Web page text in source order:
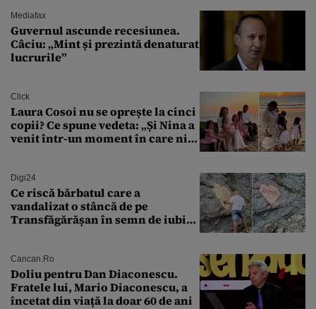
Mediafax
Guvernul ascunde recesiunea.
Câciu: „Mint și prezintă denaturat
lucrurile”
Click
Laura Cosoi nu se oprește la cinci
copii? Ce spune vedeta: „Și Nina a
venit într-un moment în care nici
Digi24
Ce riscă bărbatul care a
vandalizat o stâncă de pe
Transfăgărășan în semn de iubire
Cancan.ro
Doliu pentru Dan Diaconescu.
Fratele lui, Mario Diaconescu, a
încetat din viață la doar 60 de ani